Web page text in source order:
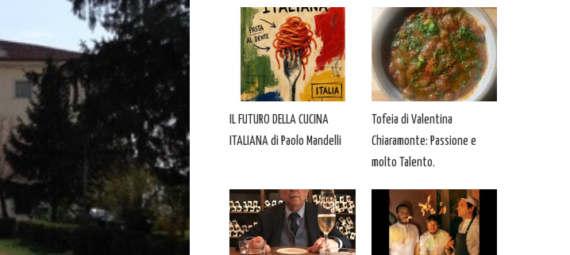
IL FUTURO DELLA CUCINA
ITALIANA di Paolo Mandelli
Tofeia di Valentina
Chiaramonte: Passione e
molto Talento.